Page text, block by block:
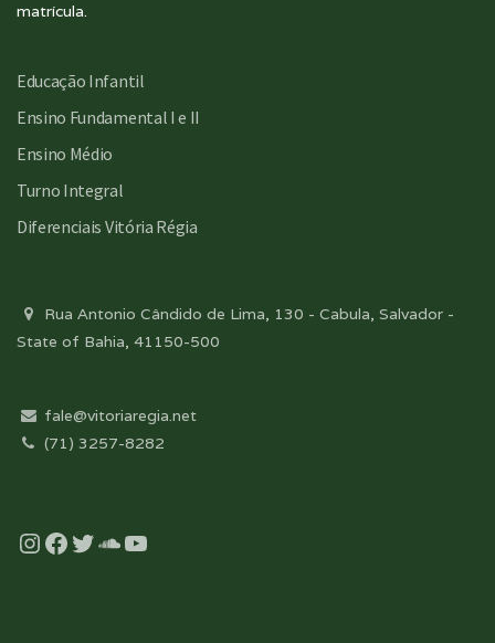
matrícula.
Educação Infantil
Ensino Fundamental I e II
Ensino Médio
Turno Integral
Diferenciais Vitória Régia
Rua Antonio Cândido de Lima, 130 - Cabula, Salvador -
State of Bahia, 41150-500
fale@vitoriaregia.net
(71) 3257-8282
Instagram
Facebook
Twitter
Soundcloud
YouTube